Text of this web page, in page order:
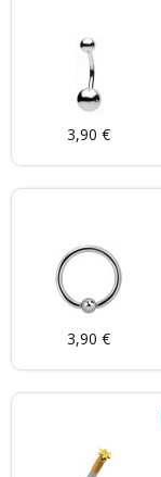
3,90 €
3,90 €